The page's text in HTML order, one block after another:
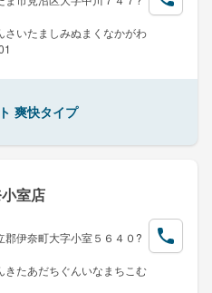
さいたましみぬまくなかがわ
爽快タイプ
室店
郡伊奈町大字小室５６４０?
きたあだちぐんいなまちこむ